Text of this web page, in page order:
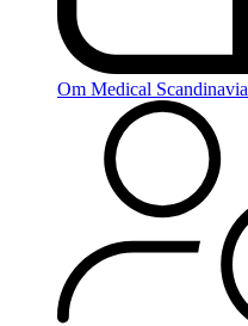
Om Medical Scandinavia